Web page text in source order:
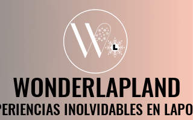
WONDERLAPLAND
WONDERLAPLAND
INOLVIDABLES EN
INOLVIDABLES EN